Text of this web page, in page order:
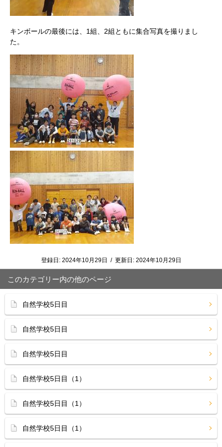
キンボールの最後には、 1組、2組ともに集合写真を撮りまし
た。
登録日: 2024年10月29日 / 更新日: 2024年10月29日
このカテゴリー内の他のページ
自然学校5日目
自然学校5日目
自然学校5日目
自然学校5日目（1）
自然学校5日目（1）
自然学校5日目（1）